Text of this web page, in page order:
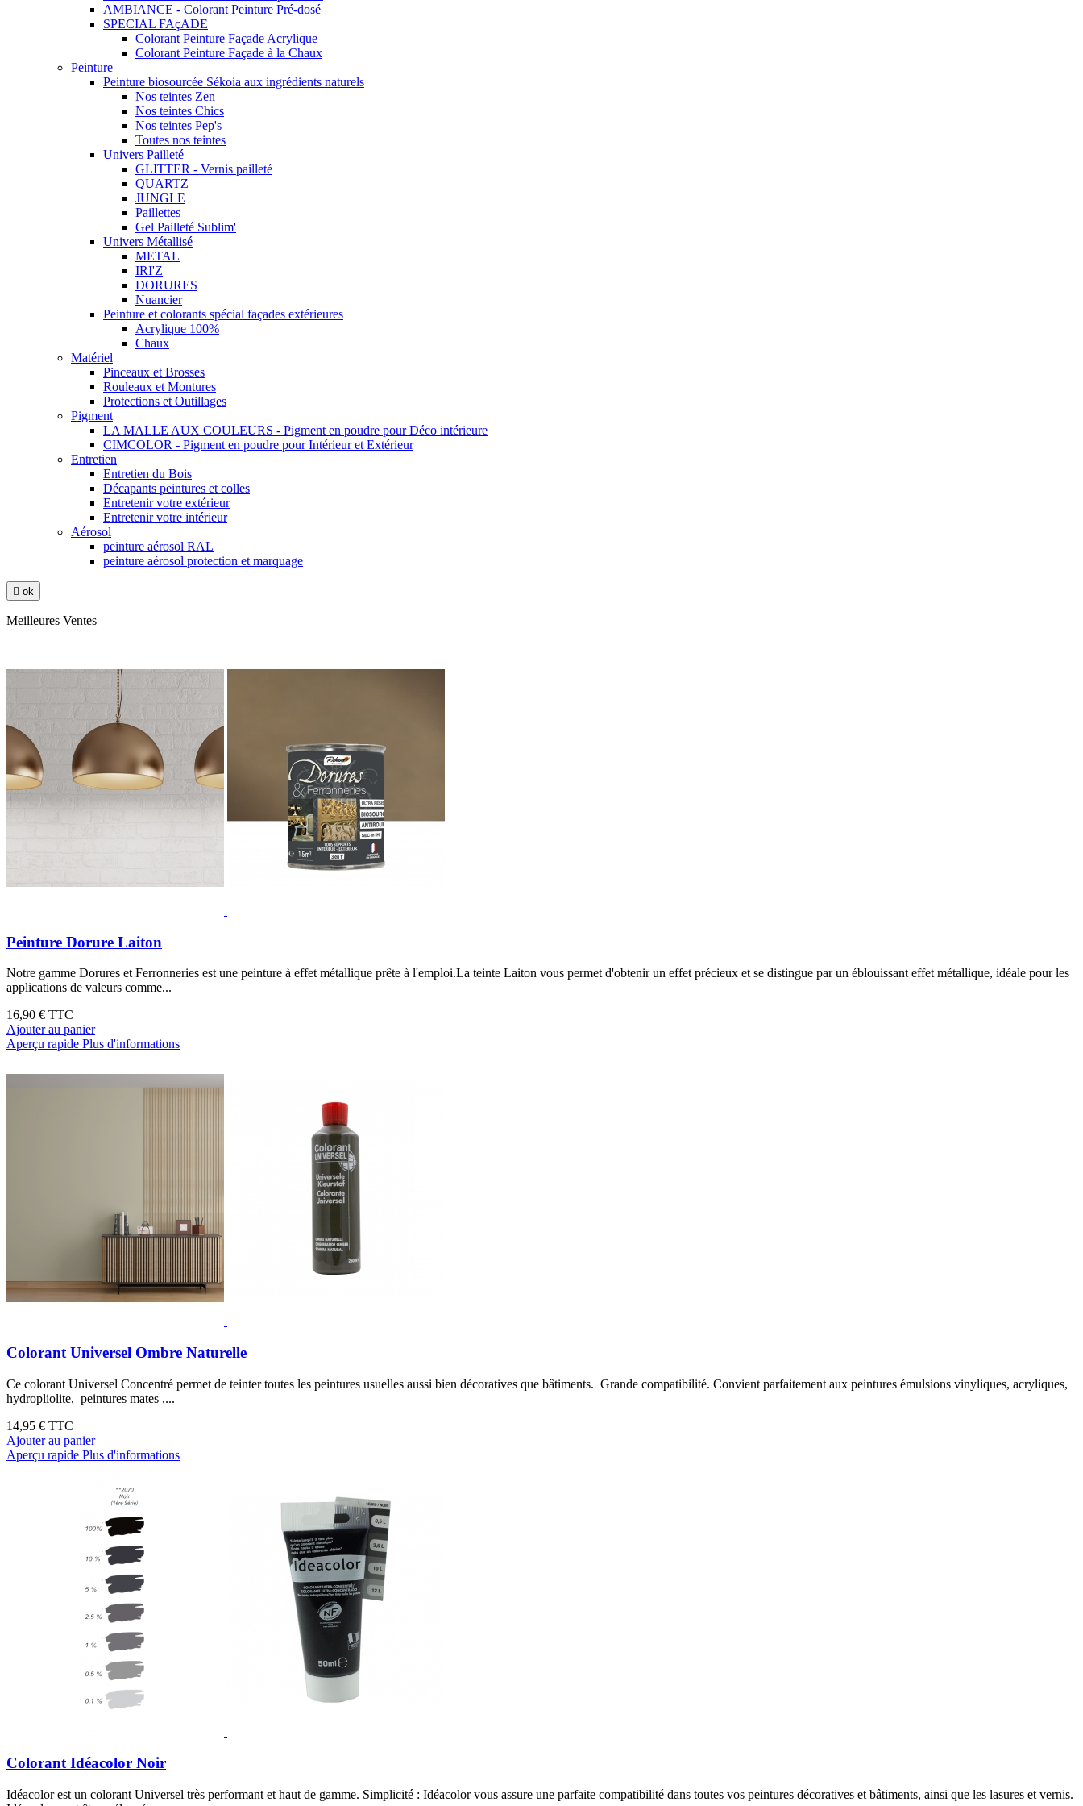
AMBIANCE - Colorant Peinture Pré-dosé
SPECIAL FAçADE
Colorant Peinture Façade Acrylique
Colorant Peinture Façade à la Chaux
Peinture
Peinture biosourcée Sékoia aux ingrédients naturels
Nos teintes Zen
Nos teintes Chics
Nos teintes Pep's
Toutes nos teintes
Univers Pailleté
GLITTER - Vernis pailleté
QUARTZ
JUNGLE
Paillettes
Gel Pailleté Sublim'
Univers Métallisé
METAL
IRI'Z
DORURES
Nuancier
Peinture et colorants spécial façades extérieures
Acrylique 100%
Chaux
Matériel
Pinceaux et Brosses
Rouleaux et Montures
Protections et Outillages
Pigment
LA MALLE AUX COULEURS - Pigment en poudre pour Déco intérieure
CIMCOLOR - Pigment en poudre pour Intérieur et Extérieur
Entretien
Entretien du Bois
Décapants peintures et colles
Entretenir votre extérieur
Entretenir votre intérieur
Aérosol
peinture aérosol RAL
peinture aérosol protection et marquage
 ok
Meilleures Ventes
Peinture Dorure Laiton
Notre gamme Dorures et Ferronneries est une peinture à effet métallique prête à l'emploi.La teinte Laiton vous permet d'obtenir un effet précieux et se distingue par un éblouissant effet métallique, idéale pour les
applications de valeurs comme...
16,90 € TTC
Ajouter au panier
Aperçu rapide Plus d'informations
Colorant Universel Ombre Naturelle
Ce colorant Universel Concentré permet de teinter toutes les peintures usuelles aussi bien décoratives que bâtiments. Grande compatibilité. Convient parfaitement aux peintures émulsions vinyliques, acryliques,
hydropliolite, peintures mates ,...
14,95 € TTC
Ajouter au panier
Aperçu rapide Plus d'informations
Colorant Idéacolor Noir
Idéacolor est un colorant Universel très performant et haut de gamme. Simplicité : Idéacolor vous assure une parfaite compatibilité dans toutes vos peintures décoratives et bâtiments, ainsi que les lasures et vernis.